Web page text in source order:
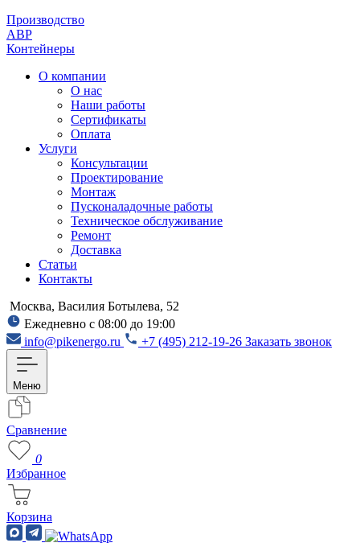
Производство
АВР
Контейнеры
О компании
О нас
Наши работы
Сертификаты
Оплата
Услуги
Консультации
Проектирование
Монтаж
Пусконаладочные работы
Техническое обслуживание
Ремонт
Доставка
Статьи
Контакты
Москва, Василия Ботылева, 52
Ежедневно с 08:00 до 19:00
info@pikenergo.ru
+7 (495) 212-19-26 Заказать звонок
Меню
Сравнение
0
Избранное
Корзина